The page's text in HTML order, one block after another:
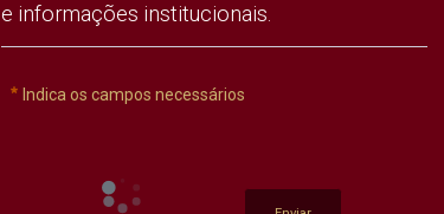
e informações institucionais.
Indica os campos necessários